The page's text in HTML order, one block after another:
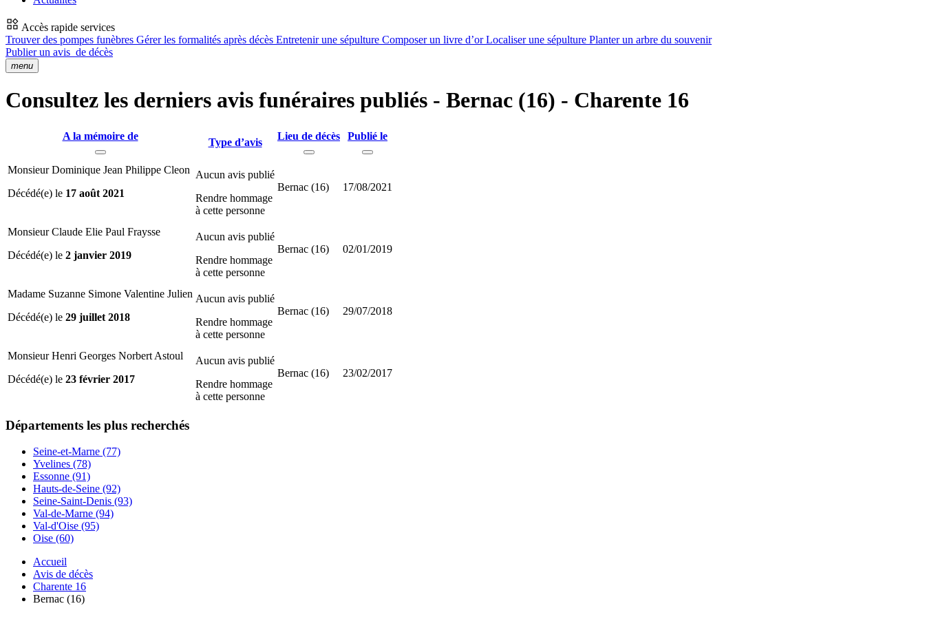
Accès rapide services
Trouver des pompes funèbres Gérer les formalités après décès Entretenir une sépulture Composer un livre d’orLocaliser une sépulture Planter un arbre du souvenir
Publier un avis de décès
menu
Consultez les derniers avis funéraires publiés - Bernac (16) - Charente 16
A la mémoire de
Type d’avis
Lieu de décès Publié le
Monsieur Dominique Jean Philippe Cleon
Décédé(e) le 17 août 2021
Aucun avis publié
Rendre hommage
à cette personne
Bernac (16) 17/08/2021
Monsieur Claude Elie Paul Fraysse
Décédé(e) le 2 janvier 2019
Aucun avis publié
Rendre hommage
à cette personne
Bernac (16) 02/01/2019
Madame Suzanne Simone Valentine Julien
Décédé(e) le 29 juillet 2018
Aucun avis publié
Rendre hommage
à cette personne
Bernac (16) 29/07/2018
Monsieur Henri Georges Norbert Astoul
Décédé(e) le 23 février 2017
Aucun avis publié
Rendre hommage
à cette personne
Bernac (16) 23/02/2017
Départements les plus recherchés
Seine-et-Marne (77)
Yvelines (78)
Essonne (91)
Hauts-de-Seine (92)
Seine-Saint-Denis (93)
Val-de-Marne (94)
Val-d'Oise (95)
Oise (60)
Accueil
Avis de décès
Charente 16
Bernac (16)